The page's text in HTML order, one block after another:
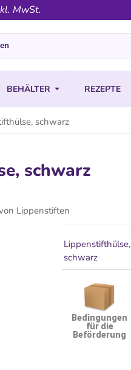
MwSt.
BEHÄLTER REZEPTE
schwarz
schwarz
Lippenstiften
Lippenstifthülse,
schwarz
Bedingungen
für die
Beförderung